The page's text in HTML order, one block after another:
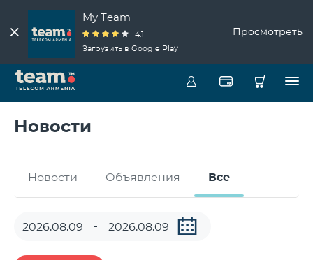
My Team
4.1
Загрузить в Google Play
Просмотреть
Новости
Новости Объявления Все